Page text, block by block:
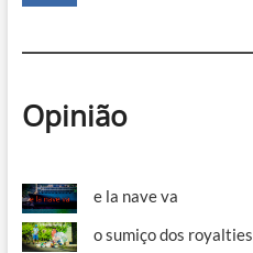
Opinião
e la nave va
o sumiço dos royalties